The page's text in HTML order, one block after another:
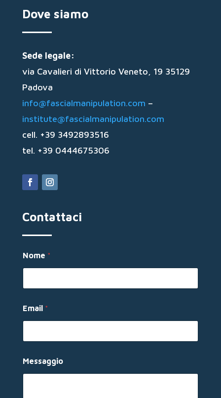
Dove siamo
Sede legale:
via Cavalieri di Vittorio Veneto, 19 35129
Padova
info@fascialmanipulation.com –
institute@fascialmanipulation.com
cell. +39 3492893516
tel. +39 0444675306
Contattaci
Nome *
o
m
a
i
l
Email *
Messaggio